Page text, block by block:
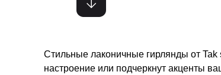
Стильные лаконичные гирлянды от
настроение или подчеркнут акценты